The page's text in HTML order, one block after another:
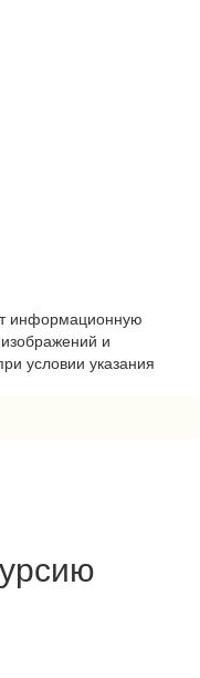
информационную
и
условии указания